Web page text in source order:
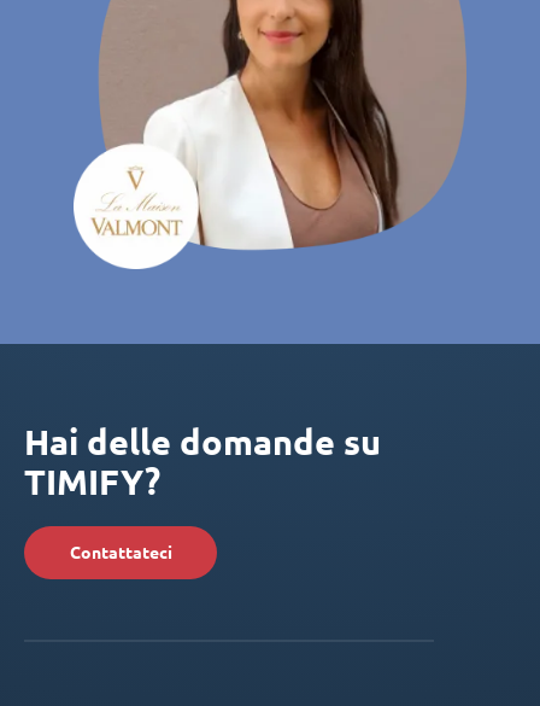
Hai delle domande su
TIMIFY?
Contattateci